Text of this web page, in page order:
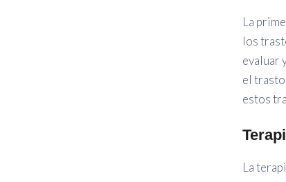
La
los
evaluar
el
estos
La